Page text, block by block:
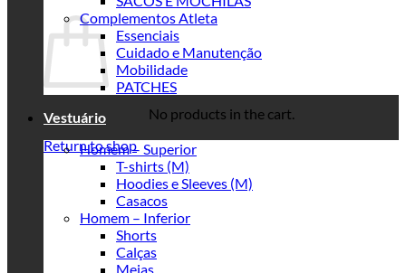
No products in the cart.
Return to shop
Complementos Atleta
Essenciais
Cuidado e Manutenção
Mobilidade
PATCHES
Vestuário
Homem – Superior
T-shirts (M)
Hoodies e Sleeves (M)
Casacos
Homem – Inferior
Shorts
Calças
Meias